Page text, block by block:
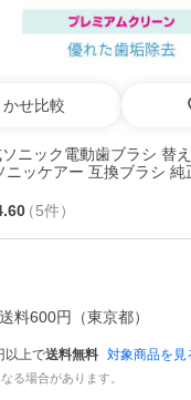
かせ比較
ニック電動歯ブラシ 替
ニッケアー 互換ブラシ
（5件）
料600円 （東京都）
以上で送料無料 対象商品を見
る場合があります。